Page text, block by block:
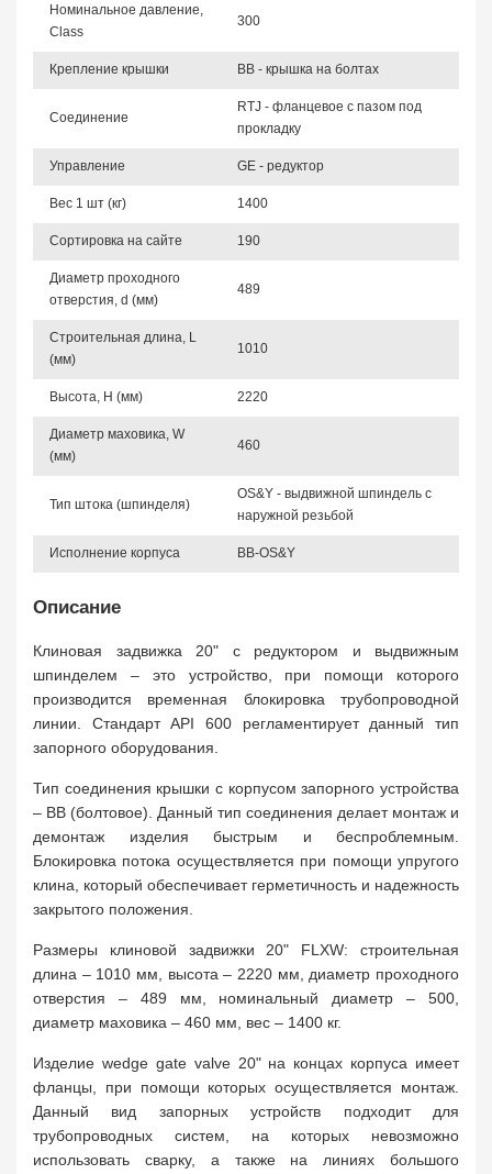
Номинальное давление,
Class
300
Крепление крышки BB - крышка на болтах
Соединение
RTJ - фланцевое с пазом под
прокладку
Управление GE - редуктор
Вес 1 шт (кг) 1400
Сортировка на сайте 190
Диаметр проходного
отверстия, d (мм)
489
Строительная длина, L
(мм)
1010
Высота, Н (мм) 2220
Диаметр маховика, W
(мм)
460
Тип штока (шпинделя)
OS&Y - выдвижной шпиндель с
наружной резьбой
Исполнение корпуса BB-OS&Y
Описание
Клиновая задвижка 20" с редуктором и выдвижным
шпинделем – это устройство, при помощи которого
производится временная блокировка трубопроводной
линии. Стандарт API 600 регламентирует данный тип
запорного оборудования.
Тип соединения крышки с корпусом запорного устройства
– BB (болтовое). Данный тип соединения делает монтаж и
демонтаж изделия быстрым и беспроблемным.
Блокировка потока осуществляется при помощи упругого
клина, который обеспечивает герметичность и надежность
закрытого положения.
Размеры клиновой задвижки 20" FLXW: строительная
длина – 1010 мм, высота – 2220 мм, диаметр проходного
отверстия – 489 мм, номинальный диаметр – 500,
диаметр маховика – 460 мм, вес – 1400 кг.
Изделие wedge gate valve 20" на концах корпуса имеет
фланцы, при помощи которых осуществляется монтаж.
Данный вид запорных устройств подходит для
трубопроводных систем, на которых невозможно
использовать сварку, а также на линиях большого